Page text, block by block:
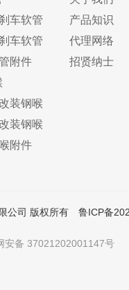
车软管
车软管
附件
装钢喉
装钢喉
附件
产品知识
代理网络
招贤纳士
公司 版权所有 鲁ICP备
安备 37021202001147号